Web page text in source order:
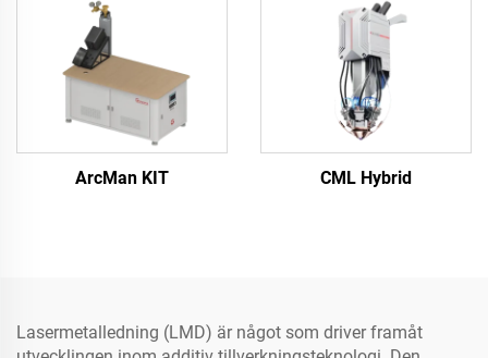
ArcMan KIT CML Hybrid
Lasermetalledning (LMD) är något som driver framåt